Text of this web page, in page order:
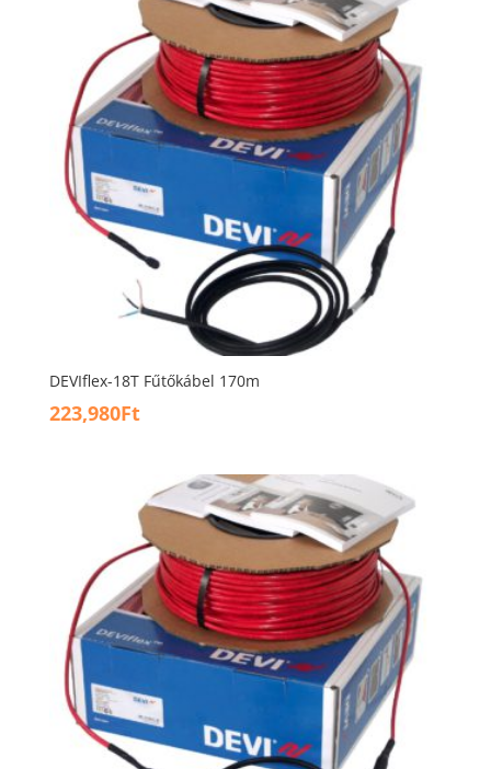
DEVIflex-18T Fűtőkábel 170m
223,980Ft